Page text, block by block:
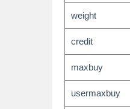
weight
credit
maxbuy
usermaxbuy